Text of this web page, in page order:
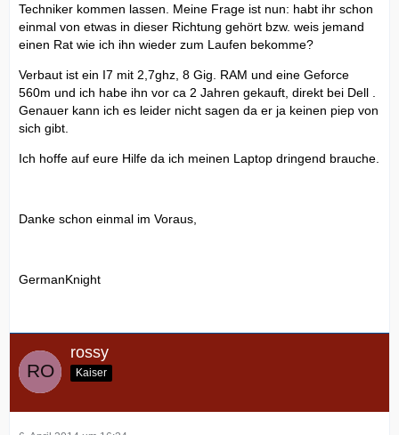
Techniker kommen lassen. Meine Frage ist nun: habt ihr schon
einmal von etwas in dieser Richtung gehört bzw. weis jemand
einen Rat wie ich ihn wieder zum Laufen bekomme?
Verbaut ist ein I7 mit 2,7ghz, 8 Gig. RAM und eine Geforce
560m und ich habe ihn vor ca 2 Jahren gekauft, direkt bei Dell .
Genauer kann ich es leider nicht sagen da er ja keinen piep von
sich gibt.
Ich hoffe auf eure Hilfe da ich meinen Laptop dringend brauche.
Danke schon einmal im Voraus,
GermanKnight
rossy
Kaiser